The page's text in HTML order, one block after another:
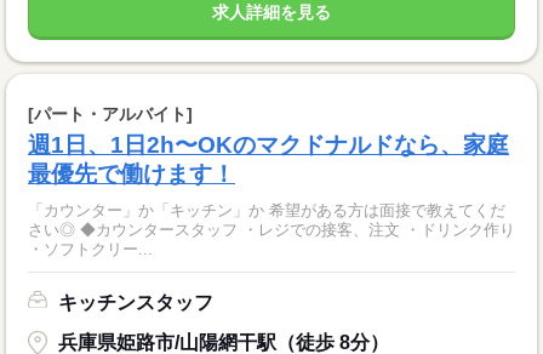
求人詳細を見る
[パート・アルバイト]
週1日、1日2h〜OKのマクドナルドなら、家庭
最優先で働けます！
「カウンター」か「キッチン」か 希望がある方は面接で教えてくだ
さい◎ ◆カウンタースタッフ ・レジでの接客、注文 ・ドリンク作り
・ソフトクリー...
キッチンスタッフ
兵庫県姫路市/山陽網干駅（徒歩 8分）